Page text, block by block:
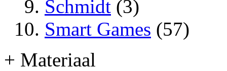
Schmidt (3)
Smart Games (57)
+ Materiaal